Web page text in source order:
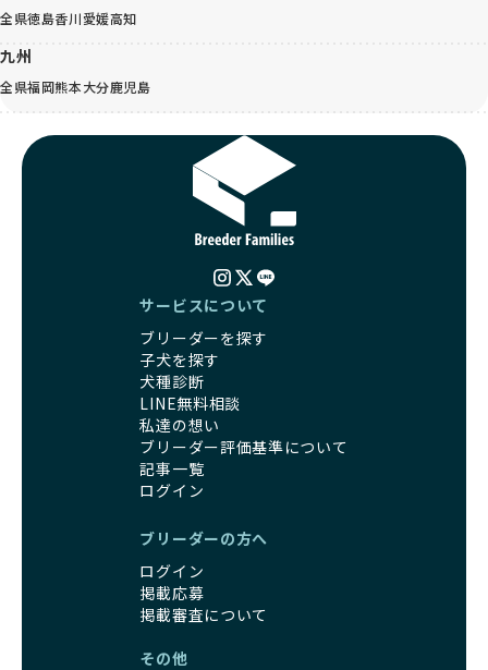
全県徳島香川愛媛高知
九州
全県福岡熊本大分鹿児島
サービスについて
ブリーダーを探す
子犬を探す
犬種診断
LINE無料相談
私達の想い
ブリーダー評価基準について
記事一覧
ログイン
ブリーダーの方へ
ログイン
掲載応募
掲載審査について
その他